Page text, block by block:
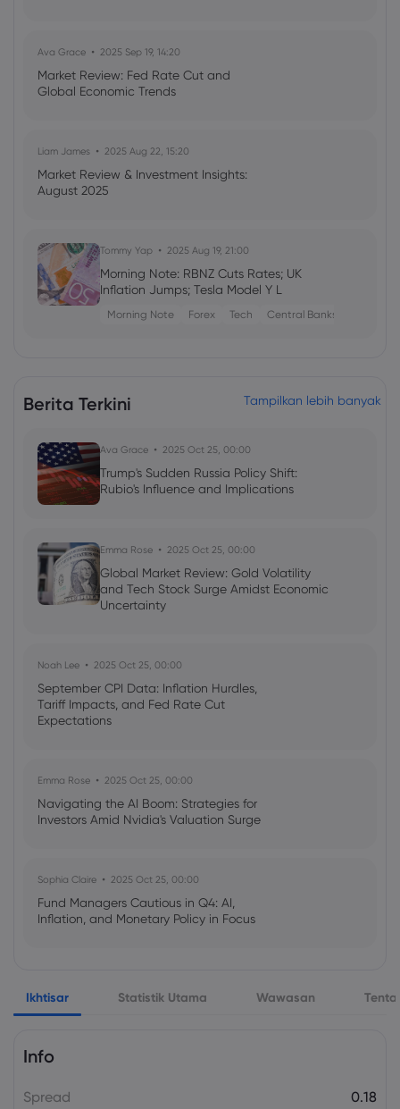
Ava Grace 2025 Sep 19, 14:20
Market Review: Fed Rate Cut and
Global Economic Trends
Liam James 2025 Aug 22, 15:20
Market Review & Investment Insights:
August 2025
Tommy Yap 2025 Aug 19, 21:00
Morning Note: RBNZ Cuts Rates; UK
Inflation Jumps; Tesla Model Y L
Morning Note Forex Tech Central Banks
Apollo Global Management's Outlook
Ava Grace 2025 Jul 03, 08:35
AI Podcast: Fresh Insights on Fed Rate
Cut Timing - News in a New Way
Berita Terkini Tampilkan lebih banyak
Ava Grace 2025 Oct 25, 00:00
Trump's Sudden Russia Policy Shift:
Rubio's Influence and Implications
Emma Rose 2025 Oct 25, 00:00
Global Market Review: Gold Volatility
and Tech Stock Surge Amidst Economic
Uncertainty
Noah Lee 2025 Oct 25, 00:00
September CPI Data: Inflation Hurdles,
Tariff Impacts, and Fed Rate Cut
Expectations
Emma Rose 2025 Oct 25, 00:00
Navigating the AI Boom: Strategies for
Investors Amid Nvidia's Valuation Surge
Sophia Claire 2025 Oct 25, 00:00
Fund Managers Cautious in Q4: AI,
Inflation, and Monetary Policy in Focus
US Government Shutdown Threatens
October Inflation Data Release
US-EU Relations: Russia Sanctions Unite
Ikhtisar Statistik Utama Wawasan
Info
Spread 0.18